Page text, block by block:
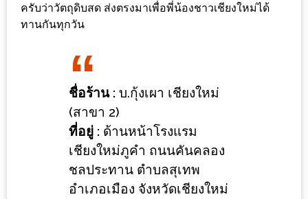
สวย
ร้าน
เสน่ห์
ของ
เชียงใหม่
ที่
ต้อง
ไป
ลอง
ครับว่าวัตถุดิบสด ส่งตรงมาเพื่อพี่น้องชาวเชียงใหม่ได้
ทานกันทุกวัน
ชื่อร้าน : บ.กุ้งเผา เชียงใหม่
(สาขา 2)
ที่อยู่ : ด้านหน้าโรงแรม
เชียงใหม่ภูคำ ถนนคันคลอง
ชลประทาน ตำบลสุเทพ
อำเภอเมือง จังหวัดเชียงใหม่